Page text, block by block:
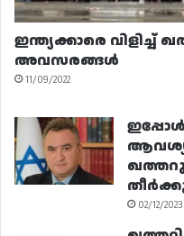
ഇന്ത്യക്കാരെ
അവസരങ്ങൾ
11/09/2022
02/12/2023